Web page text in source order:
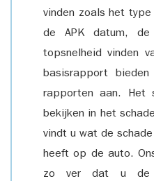
vinden zoals het
de APK datum, de
topsnelheid vinden
basisrapport
rapporten aan. Het
bekijken in het
vindt u wat de
heeft op de auto.
zo ver dat u de